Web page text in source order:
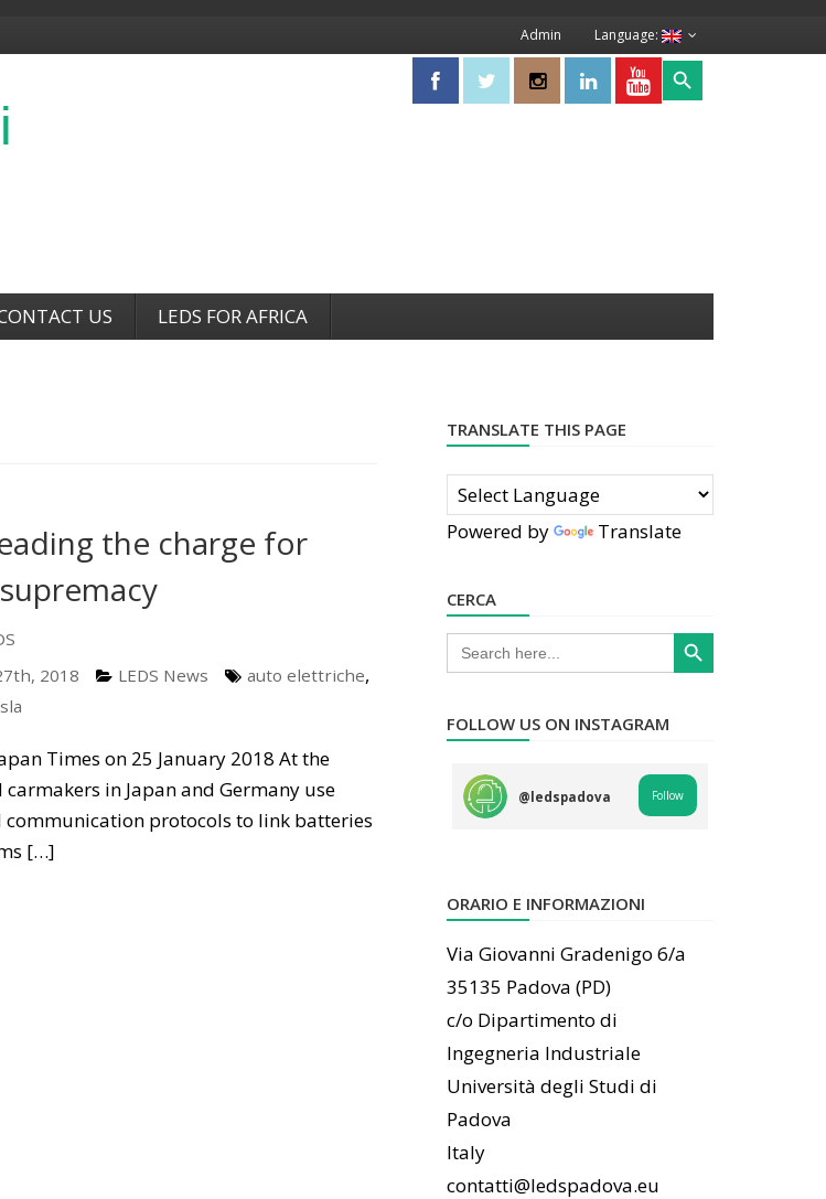
Admin Language:
Search
for:
Search Button
US LEDS FOR AFRICA
the charge for
2018
LEDS News auto elettriche,
Times on 25 January 2018 At the
in Japan and Germany use
protocols to link batteries
[…]
TRANSLATE THIS PAGE
Powered by Translate
CERCA
Search
for:
Search Button
FOLLOW US ON INSTAGRAM
@ledspadova Follow
ORARIO E INFORMAZIONI
Via Giovanni Gradenigo 6/a
35135 Padova (PD)
c/o Dipartimento di
Ingegneria Industriale
Università degli Studi di
Padova
Italy
contatti@ledspadova.eu